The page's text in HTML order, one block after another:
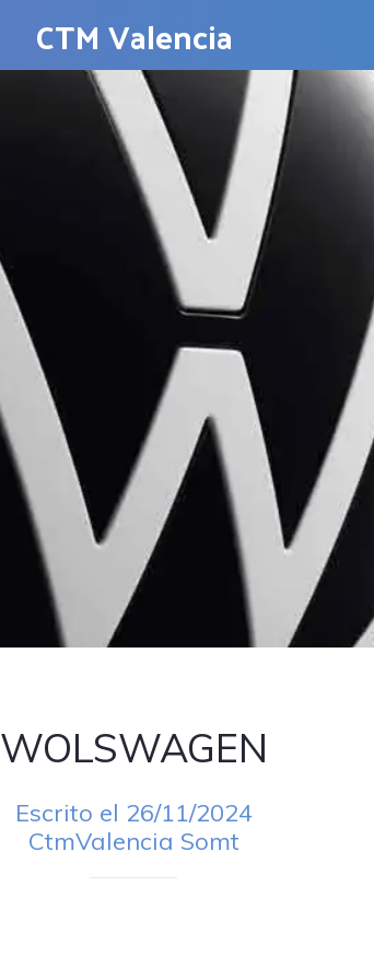
CTM Valencia
WOLSWAGEN
Escrito el 26/11/2024
CtmValencia Somt